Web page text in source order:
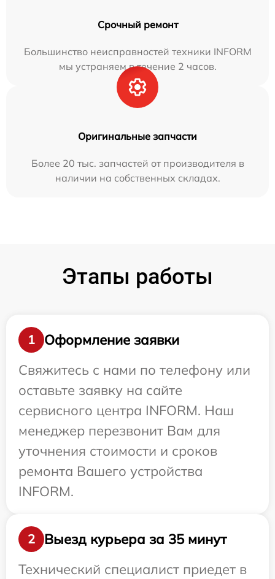
Срочный ремонт
Большинство неисправностей техники INFORM
мы устраняем в течение 2 часов.
Оригинальные запчасти
Более 20 тыс. запчастей от производителя в
наличии на собственных складах.
Этапы работы
1
Оформление заявки
Свяжитесь с нами по телефону или
оставьте заявку на сайте
сервисного центра INFORM. Наш
менеджер перезвонит Вам для
уточнения стоимости и сроков
ремонта Вашего устройства
INFORM.
2
Выезд курьера за 35 минут
Технический специалист приедет в